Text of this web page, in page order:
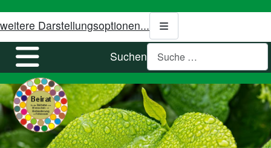
weitere Darstellungsoptionen...
Suchen